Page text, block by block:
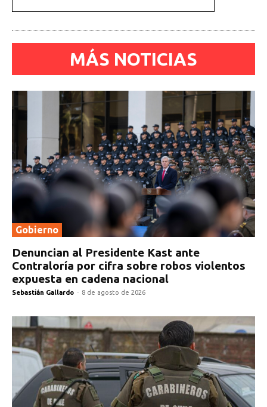
MÁS NOTICIAS
Gobierno
Denuncian al Presidente Kast ante
Contraloría por cifra sobre robos violentos
expuesta en cadena nacional
Sebastián Gallardo - 8 de agosto de 2026